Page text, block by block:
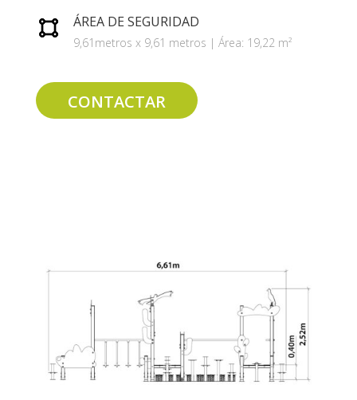
ÁREA DE SEGURIDAD
9,61metros x 9,61 metros | Área: 19,22 m²
CONTACTAR